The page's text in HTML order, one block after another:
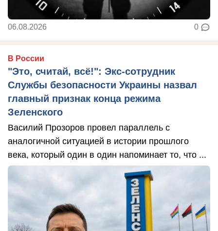
06.08.2026 0
В России
"Это, считай, всё!": Экс-сотрудник
Службы безопасности Украины назвал
главный признак конца режима
Зеленского
Василий Прозоров провел параллель с
аналогичной ситуацией в истории прошлого
века, который один в один напоминает то, что ...